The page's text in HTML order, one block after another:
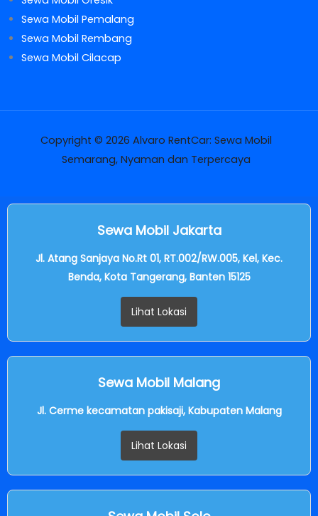
Sewa Mobil Pemalang
Sewa Mobil Rembang
Sewa Mobil Cilacap
Copyright © 2026 Alvaro RentCar: Sewa Mobil
Semarang, Nyaman dan Terpercaya
Sewa Mobil Jakarta
Jl. Atang Sanjaya No.Rt 01, RT.002/RW.005, Kel, Kec.
Benda, Kota Tangerang, Banten 15125
Lihat Lokasi
Sewa Mobil Malang
Jl. Cerme kecamatan pakisaji, Kabupaten Malang
Lihat Lokasi